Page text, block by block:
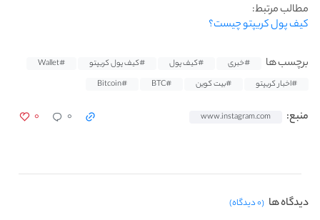
مطالب مرتبط:
کیف پول کریپتو چیست؟
برچسب ها #خبری #کیف پول #کیف پول کریپتو
#Wallet
#اخبار کریپتو
#بیت کوین #BTC
#Bitcoin
منبع: www.instagram.com ۰ ۰
دیدگاه ها (۰ دیدگاه)